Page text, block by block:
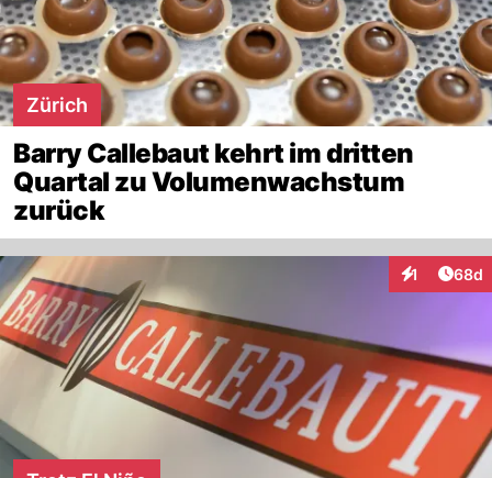
Zürich
Barry Callebaut kehrt im dritten
Quartal zu Volumenwachstum
zurück
1
Interaktionen
68d